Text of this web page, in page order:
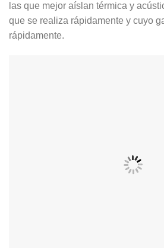
las que mejor aíslan térmica y
que se realiza rápidamente y cuyo
rápidamente.